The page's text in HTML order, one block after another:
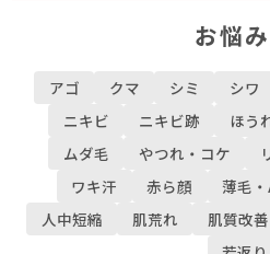
お悩
アゴ クマ シミ シワ
ニキビ
ニキビ跡 ほう
ムダ毛
やつれ・コケ
ワキ汗
赤ら顔 薄毛
人中短縮
肌荒れ 肌質改善